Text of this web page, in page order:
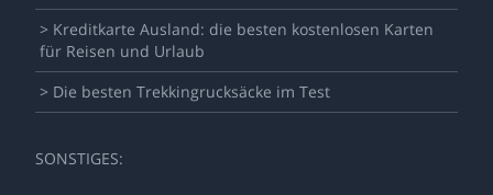
> Kreditkarte Ausland: die besten kostenlosen Karten
für Reisen und Urlaub
> Die besten Trekkingrucksäcke im Test
SONSTIGES: